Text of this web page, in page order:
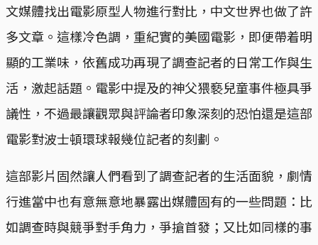
文媒體找出電影原型人物進行對比，中文世界也做了許
多文章。這樣冷色調，重紀實的美國電影，即便帶着明
顯的工業味，依舊成功再現了調查記者的日常工作與生
活，激起話題。電影中提及的神父猥褻兒童事件極具爭
議性，不過最讓觀眾與評論者印象深刻的恐怕還是這部
電影對波士頓環球報幾位記者的刻劃。
這部影片固然讓人們看到了調查記者的生活面貌，劇情
行進當中也有意無意地暴露出媒體固有的一些問題：比
如調查時與競爭對手角力，爭搶首發；又比如同樣的事